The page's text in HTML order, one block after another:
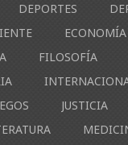
DEPORTES
ECONOMÍA
FILOSOFÍA
JUSTICIA